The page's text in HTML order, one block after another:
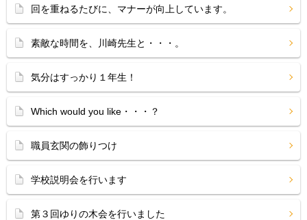
回を重ねるたびに、マナーが向上しています。
素敵な時間を、川崎先生と・・・。
気分はすっかり１年生！
Which would you like・・・？
職員玄関の飾りつけ
学校説明会を行います
第３回ゆりの木会を行いました